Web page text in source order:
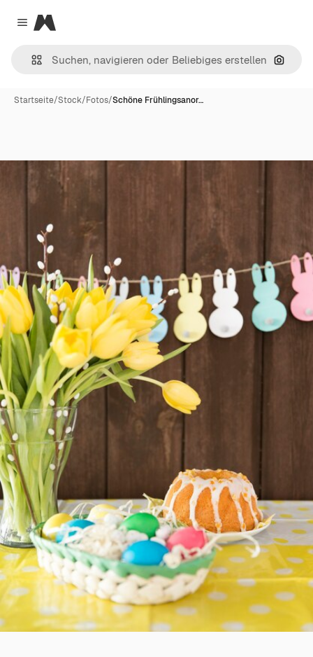
Close menu
Magnific
Nach
Startseite/Stock/Fotos/Schöne Frühlingsanor…